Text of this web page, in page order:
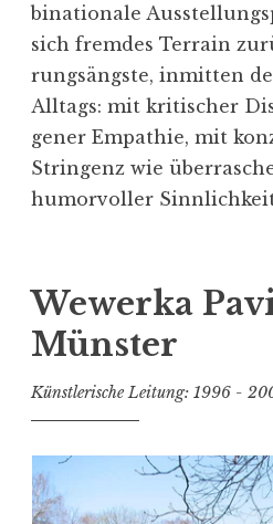
binationale
sich fremdes Terrain
rungs­ängste, inmitten
Alltags: mit kriti­scher
gener Empathie, mit
Stringenz wie
humor­voller
Wewerka
Münster
Künstlerische Leitung: 1996 -